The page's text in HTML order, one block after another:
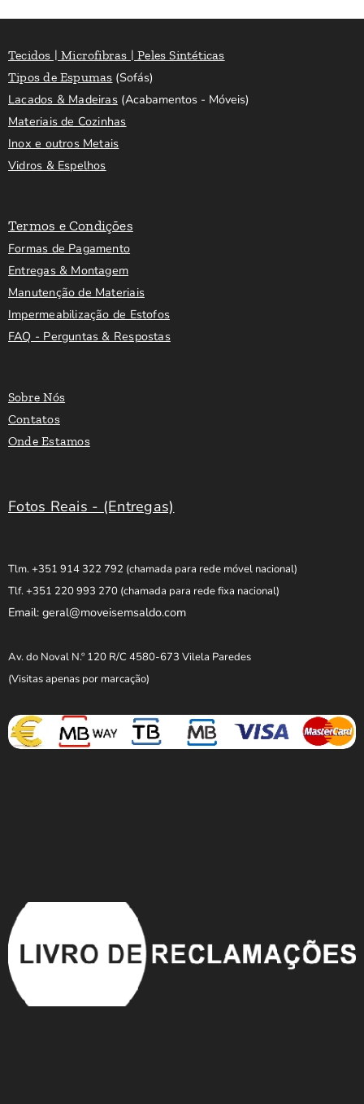
Tecidos | Microfibras | Peles Sintéticas
Tipos de Espumas (Sofás)
Lacados & Madeiras(Acabamentos - Móveis)
Materiais de Cozinhas
Inox e outros Metais
Vidros & Espelhos
Termos e Condições
Formas de Pagamento
Entregas & Montagem
Manutenção de Materiais
Impermeabilização de Estofos
FAQ - Perguntas & Respostas
Sobre Nós
Contatos
Onde Estamos
Fotos Reais - (Entregas)
Tlm. +351 914 322 792 (chamada para rede móvel nacional)
Tlf. +351 220 993 270 (chamada para rede fixa nacional)
Email: geral@moveisemsaldo.com
Av. do Noval N.º 120 R/C 4580-673 Vilela Paredes
(Visitas apenas por marcação)